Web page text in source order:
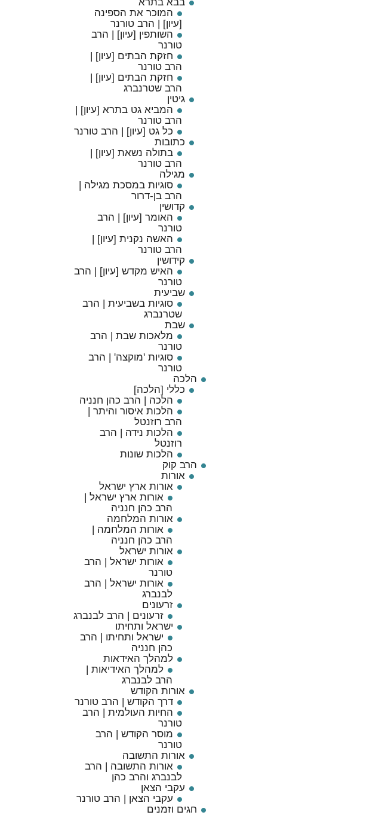
המוכר את הספינה
[עיון] | הרב טורנר
השותפין [עיון] | הרב
טורנר
חזקת הבתים [עיון] |
הרב טורנר
חזקת הבתים [עיון] |
הרב שטרנברג
גיטין
המביא גט בתרא [עיון] |
הרב טורנר
כל גט [עיון] | הרב טורנר
כתובות
בתולה נשאת [עיון] |
הרב טורנר
מגילה
סוגיות במסכת מגילה |
הרב בן-דרור
קדושין
האומר [עיון] | הרב
טורנר
האשה נקנית [עיון] |
הרב טורנר
קידושין
האיש מקדש [עיון] | הרב
טורנר
שביעית
סוגיות בשביעית | הרב
שטרנברג
שבת
מלאכות שבת | הרב
טורנר
סוגיות 'מוקצה' | הרב
טורנר
הלכה
כללי [הלכה]
הלכה | הרב כהן חנניה
הלכות איסור והיתר |
הרב רוזנטל
הלכות נידה | הרב
רוזנטל
הלכות שונות
הרב קוק
אורות
אורות ארץ ישראל
אורות ארץ ישראל |
הרב כהן חנניה
אורות המלחמה
אורות המלחמה |
הרב כהן חנניה
אורות ישראל
אורות ישראל | הרב
טורנר
אורות ישראל | הרב
לבנברג
זרעונים
זרעונים | הרב לבנברג
ישראל ותחיתו
ישראל ותחיתו | הרב
כהן חנניה
למהלך האידאות
למהלך האידיאות |
הרב לבנברג
אורות הקודש
דרך הקודש | הרב טורנר
החיות העולמית | הרב
טורנר
מוסר הקודש | הרב
טורנר
אורות התשובה
אורות התשובה | הרב
לבנברג והרב כהן
עקבי הצאן
עקבי הצאן | הרב טורנר
חגים וזמנים